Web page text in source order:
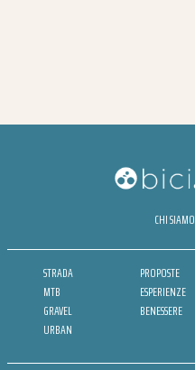
CHI SIAMO
STRADA
MTB
GRAVEL
URBAN
PROPOSTE
ESPERIENZE
BENESSERE